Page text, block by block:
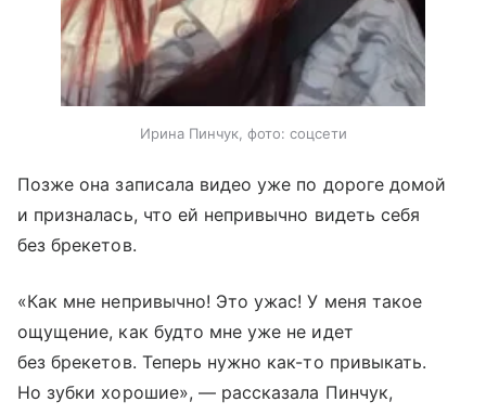
Ирина Пинчук, фото: соцсети
Позже она записала видео уже по дороге домой
и призналась, что ей непривычно видеть себя
без брекетов.
«Как мне непривычно! Это ужас! У меня такое
ощущение, как будто мне уже не идет
без брекетов. Теперь нужно как-то привыкать.
Но зубки хорошие», — рассказала Пинчук,